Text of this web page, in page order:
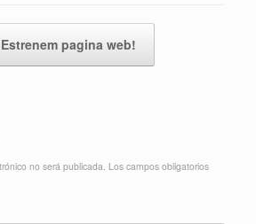
Estrenem pagina web!
no será publicada. Los campos obligatorios